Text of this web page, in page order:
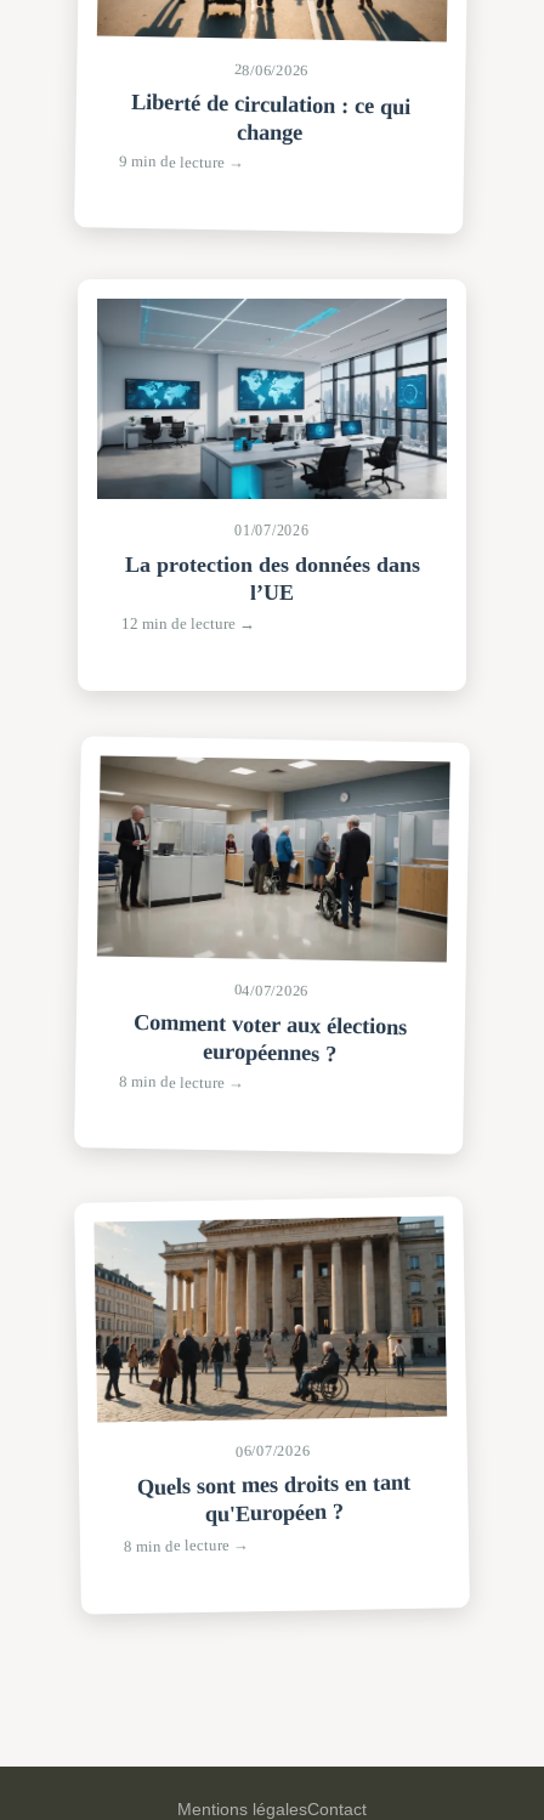
28/06/2026
Liberté de circulation : ce qui
change
9 min de lecture →
01/07/2026
La protection des données dans
l’UE
12 min de lecture →
04/07/2026
Comment voter aux élections
européennes ?
8 min de lecture →
06/07/2026
Quels sont mes droits en tant
qu'Européen ?
8 min de lecture →
Mentions légalesContact